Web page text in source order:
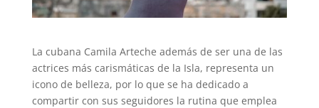
La cubana Camila Arteche además de ser una de las
actrices más carismáticas de la Isla, representa un
icono de belleza, por lo que se ha dedicado a
compartir con sus seguidores la rutina que emplea